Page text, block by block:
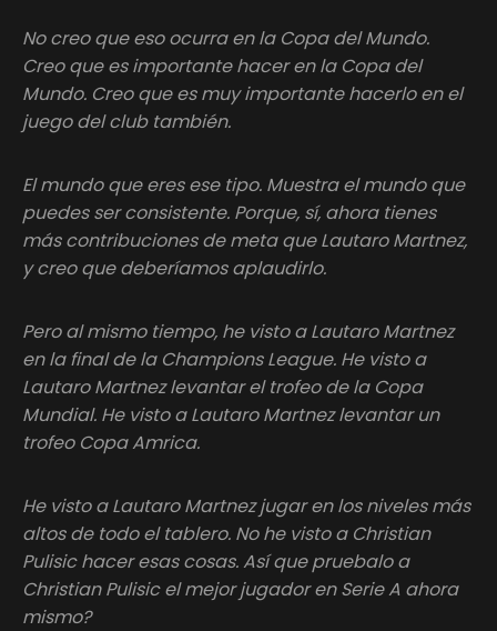
No creo que eso ocurra en la Copa del Mundo.
Creo que es importante hacer en la Copa del
Mundo. Creo que es muy importante hacerlo en el
juego del club también.
El mundo que eres ese tipo. Muestra el mundo que
puedes ser consistente. Porque, sí, ahora tienes
más contribuciones de meta que Lautaro Martnez,
y creo que deberíamos aplaudirlo.
Pero al mismo tiempo, he visto a Lautaro Martnez
en la final de la Champions League. He visto a
Lautaro Martnez levantar el trofeo de la Copa
Mundial. He visto a Lautaro Martnez levantar un
trofeo Copa Amrica.
He visto a Lautaro Martnez jugar en los niveles más
altos de todo el tablero. No he visto a Christian
Pulisic hacer esas cosas. Así que pruebalo a
Christian Pulisic el mejor jugador en Serie A ahora
mismo?